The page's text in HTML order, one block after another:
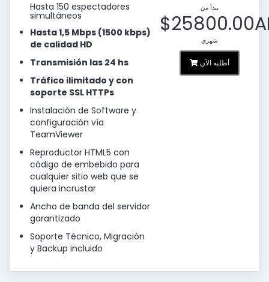
Hasta 150 espectadores
simultáneos
Hasta 1,5 Mbps (1500 kbps)
de calidad HD
Transmisión las 24 hs
Tráfico ilimitado y con
soporte SSL HTTPs
Instalación de Software y
configuración vía
TeamViewer
Reproductor HTML5 con
código de embebido para
cualquier sitio web que se
quiera incrustar
Ancho de banda del servidor
garantizado
Soporte Técnico, Migración
y Backup incluido
يبدأ من
شهري
أطلبه الآن